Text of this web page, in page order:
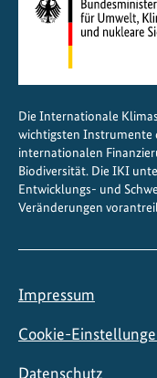
Die Internationale
wichtigsten Instrumente
internationalen
Biodiversität. Die IKI
Entwicklungs- und
Veränderungen
Impressum
Cookie-
Datenschutz